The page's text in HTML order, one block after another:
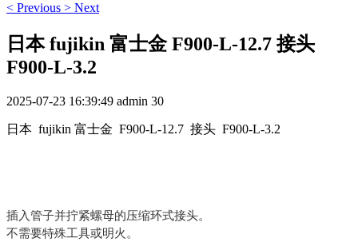
< Previous > Next
日本 fujikin 富士金 F900-L-12.7 接头
F900-L-3.2
2025-07-23 16:39:49 admin 30
日本 fujikin 富士金 F900-L-12.7 接头 F900-L-3.2
插入管子并拧紧螺母的压缩环式接头。
不需要特殊工具或明火。